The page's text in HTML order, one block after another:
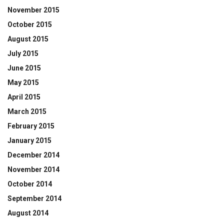
November 2015
October 2015
August 2015
July 2015
June 2015
May 2015
April 2015
March 2015
February 2015
January 2015
December 2014
November 2014
October 2014
September 2014
August 2014